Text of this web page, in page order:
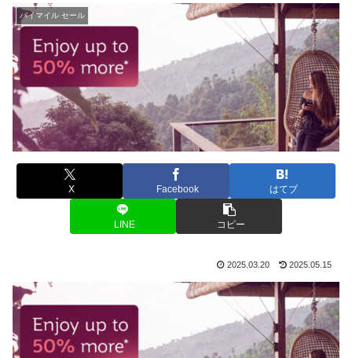
バイマイル セール
X Facebook はてブ
LINE コピー
2025.03.20 2025.05.15